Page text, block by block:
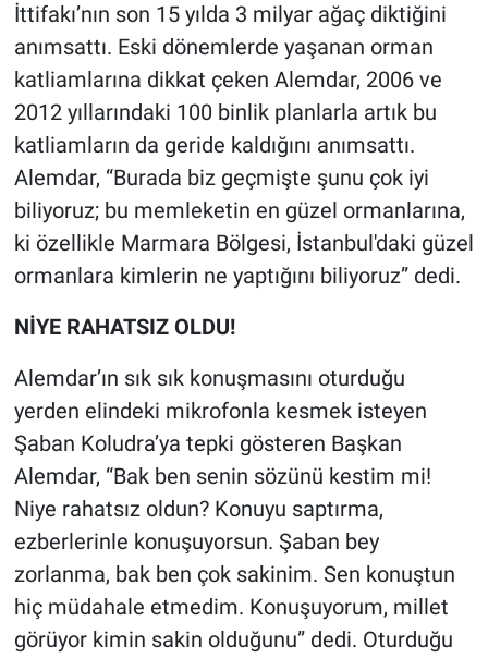
İttifakı’nın son 15 yılda 3 milyar ağaç diktiğini
anımsattı. Eski dönemlerde yaşanan orman
katliamlarına dikkat çeken Alemdar, 2006 ve
2012 yıllarındaki 100 binlik planlarla artık bu
katliamların da geride kaldığını anımsattı.
Alemdar, “Burada biz geçmişte şunu çok iyi
biliyoruz; bu memleketin en güzel ormanlarına,
ki özellikle Marmara Bölgesi, İstanbul'daki güzel
ormanlara kimlerin ne yaptığını biliyoruz” dedi.
NİYE RAHATSIZ OLDU!
Alemdar’ın sık sık konuşmasını oturduğu
yerden elindeki mikrofonla kesmek isteyen
Şaban Koludra’ya tepki gösteren Başkan
Alemdar, “Bak ben senin sözünü kestim mi!
Niye rahatsız oldun? Konuyu saptırma,
ezberlerinle konuşuyorsun. Şaban bey
zorlanma, bak ben çok sakinim. Sen konuştun
hiç müdahale etmedim. Konuşuyorum, millet
görüyor kimin sakin olduğunu” dedi. Oturduğu